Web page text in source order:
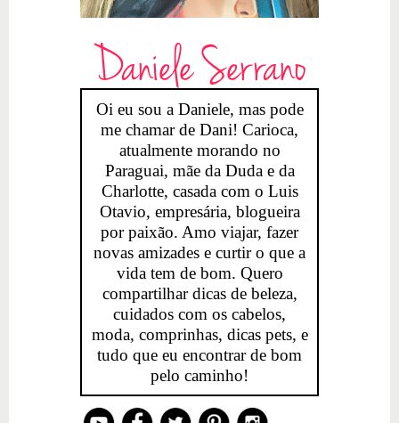
Daniele Serrano
Oi eu sou a Daniele, mas pode
me chamar de Dani! Carioca,
atualmente morando no
Paraguai, mãe da Duda e da
Charlotte, casada com o Luis
Otavio, empresária, blogueira
por paixão. Amo viajar, fazer
novas amizades e curtir o que a
vida tem de bom. Quero
compartilhar dicas de beleza,
cuidados com os cabelos,
moda, comprinhas, dicas pets, e
tudo que eu encontrar de bom
pelo caminho!